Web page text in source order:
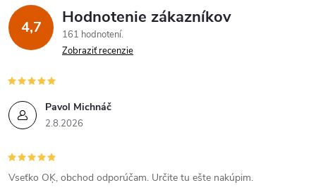
4,7 Hodnotenie zákazníkov
161 hodnotení
Zobraziť recenzie
Pavol Michnáč
2.8.2026
Vseťko OĶ, obchod odporúčam. Určite tu ešte nakúpim.